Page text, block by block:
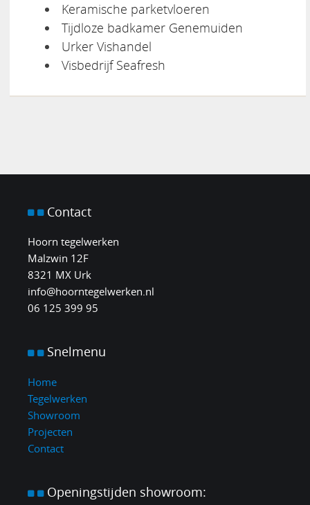
Keramische parketvloeren
Tijdloze badkamer Genemuiden
Urker Vishandel
Visbedrijf Seafresh
Contact
Hoorn tegelwerken
Malzwin 12F
8321 MX Urk
info@hoorntegelwerken.nl
06 125 399 95
Snelmenu
Home
Tegelwerken
Showroom
Projecten
Contact
Openingstijden showroom: